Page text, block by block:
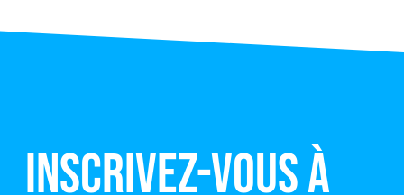
Inscrivez-vous à